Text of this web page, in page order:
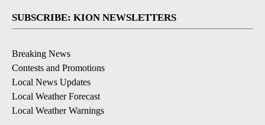
SUBSCRIBE: KION NEWSLETTERS
Breaking News
Contests and Promotions
Local News Updates
Local Weather Forecast
Local Weather Warnings